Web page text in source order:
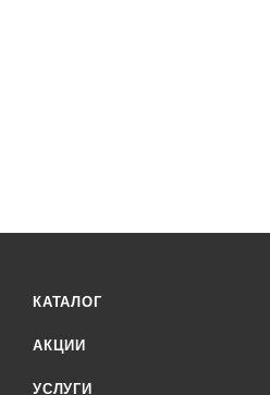
КАТАЛОГ
АКЦИИ
УСЛУГИ